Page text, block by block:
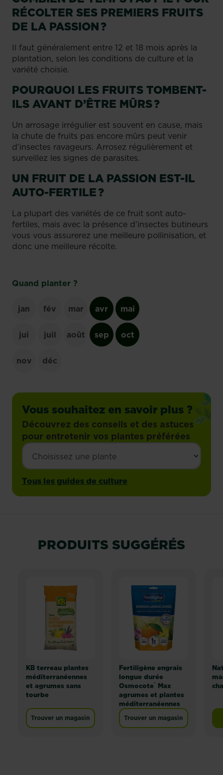
RÉCOLTER SES PREMIERS FRUITS
DE LA PASSION ?
Il faut généralement entre 12 et 18 mois après la
plantation, selon les conditions de culture et la
variété choisie.
POURQUOI LES FRUITS TOMBENT-
ILS AVANT D’ÊTRE MÛRS ?
Un arrosage irrégulier est souvent en cause, mais
la chute de fruits pas encore mûrs peut venir
d’insectes ravageurs. Arrosez régulièrement et
surveillez les signes de parasites.
UN FRUIT DE LA PASSION EST-IL
AUTO-FERTILE ?
La plupart des variétés de ce fruit sont auto-
fertiles, mais avec la présence d’insectes butineurs
vous vous assurerez une meilleure pollinisation, et
donc une meilleure récolte.
Quand planter ?
jan fév mar avr mai
jui juil août sep oct
nov déc
Vous souhaitez en savoir plus ?
Découvrez des conseils et des astuces
pour entretenir vos plantes préférées
Tous les guides de culture
PRODUITS SUGGÉRÉS
KB terreau plantes
méditerranéennes
et agrumes sans
tourbe
Trouver un magasin
Fertiligène engrais
longue durée
Osmocote® Max
agrumes et plantes
méditerranéennes
Trouver un magasin